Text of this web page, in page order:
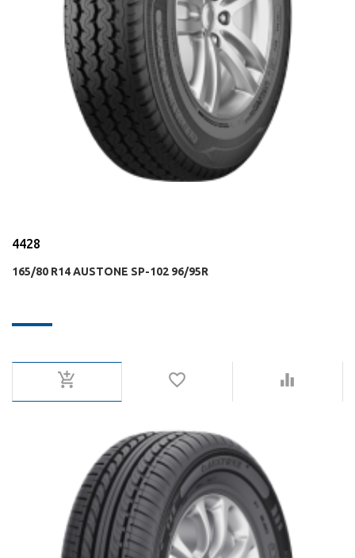
4428
165/80 R14 AUSTONE SP-102 96/95R